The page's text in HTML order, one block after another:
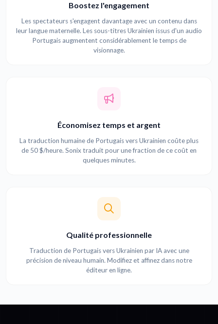
Boostez l'engagement
Les spectateurs s'engagent davantage avec un contenu dans
leur langue maternelle. Les sous-titres Ukrainien issus d'un audio
Portugais augmentent considérablement le temps de
visionnage.
Économisez temps et argent
La traduction humaine de Portugais vers Ukrainien coûte plus
de 50 $/heure. Sonix traduit pour une fraction de ce coût en
quelques minutes.
Qualité professionnelle
Traduction de Portugais vers Ukrainien par IA avec une
précision de niveau humain. Modifiez et affinez dans notre
éditeur en ligne.